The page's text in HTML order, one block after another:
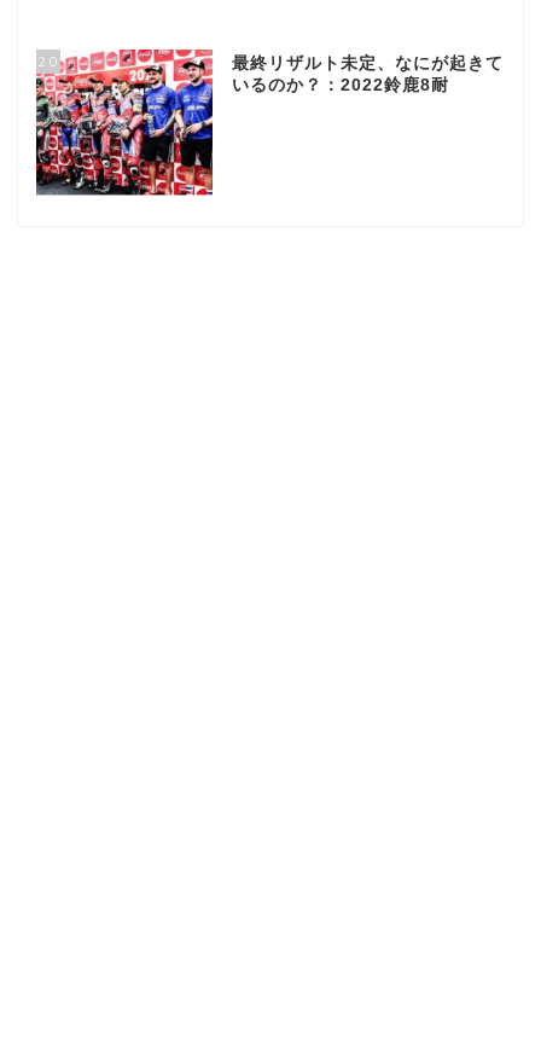
20
最終リザルト未定、なにが起きて
いるのか？：2022鈴鹿8耐